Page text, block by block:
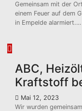
Gemeinsam mit der
einem Feuer auf dem
in Empelde alarmiert.…
ABC,
Kraftstoff
Mai 12, 2023
Wir wurden